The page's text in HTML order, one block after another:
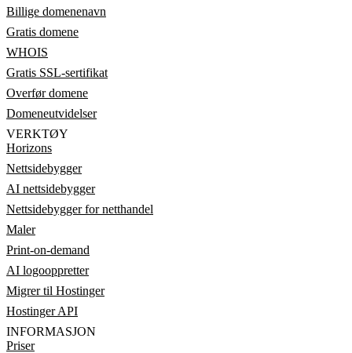
Billige domenenavn
Gratis domene
WHOIS
Gratis SSL-sertifikat
Overfør domene
Domeneutvidelser
VERKTØY
Horizons
Nettsidebygger
AI nettsidebygger
Nettsidebygger for netthandel
Maler
Print-on-demand
AI logooppretter
Migrer til Hostinger
Hostinger API
INFORMASJON
Priser